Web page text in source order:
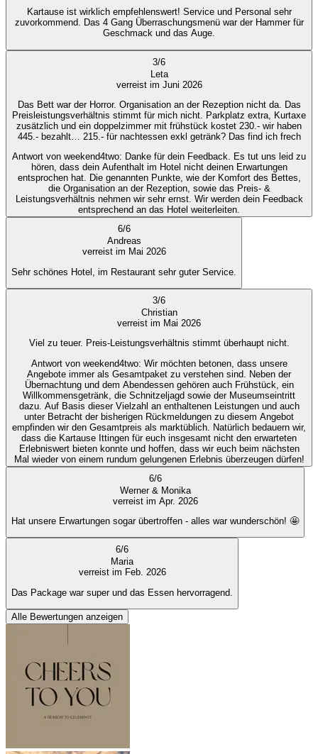
Kartause ist wirklich empfehlenswert! Service und Personal sehr
zuvorkommend. Das 4 Gang Überraschungsmenü war der Hammer für
Geschmack und das Auge.
3/6
Leta
verreist im Juni 2026
Das Bett war der Horror. Organisation an der Rezeption nicht da. Das
Preisleistungsverhältnis stimmt für mich nicht. Parkplatz extra, Kurtaxe
zusätzlich und ein doppelzimmer mit frühstück kostet 230.- wir haben
445.- bezahlt… 215.- für nachtessen exkl getränk? Das find ich frech
Antwort von weekend4two: Danke für dein Feedback. Es tut uns leid zu
hören, dass dein Aufenthalt im Hotel nicht deinen Erwartungen
entsprochen hat. Die genannten Punkte, wie der Komfort des Bettes,
die Organisation an der Rezeption, sowie das Preis- &
Leistungsverhältnis nehmen wir sehr ernst. Wir werden dein Feedback
entsprechend an das Hotel weiterleiten.
6/6
Andreas
verreist im Mai 2026
Sehr schönes Hotel, im Restaurant sehr guter Service.
3/6
Christian
verreist im Mai 2026
Viel zu teuer. Preis-Leistungsverhältnis stimmt überhaupt nicht.
Antwort von weekend4two: Wir möchten betonen, dass unsere
Angebote immer als Gesamtpaket zu verstehen sind. Neben der
Übernachtung und dem Abendessen gehören auch Frühstück, ein
Willkommensgetränk, die Schnitzeljagd sowie der Museumseintritt
dazu. Auf Basis dieser Vielzahl an enthaltenen Leistungen und auch
unter Betracht der bisherigen Rückmeldungen zu diesem Angebot
empfinden wir den Gesamtpreis als marktüblich. Natürlich bedauern wir,
dass die Kartause Ittingen für euch insgesamt nicht den erwarteten
Erlebniswert bieten konnte und hoffen, dass wir euch beim nächsten
Mal wieder von einem rundum gelungenen Erlebnis überzeugen dürfen!
6/6
Werner & Monika
verreist im Apr. 2026
Hat unsere Erwartungen sogar übertroffen - alles war wunderschön! 🤩
6/6
Maria
verreist im Feb. 2026
Das Package war super und das Essen hervorragend.
Alle Bewertungen anzeigen